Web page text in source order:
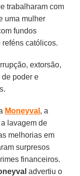
trabalharam com
uma mulher
fundos
católicos.
extorsão,
de poder e
Moneyval , a
lavagem de
melhorias em
surpresos
financeiros.
advertiu o